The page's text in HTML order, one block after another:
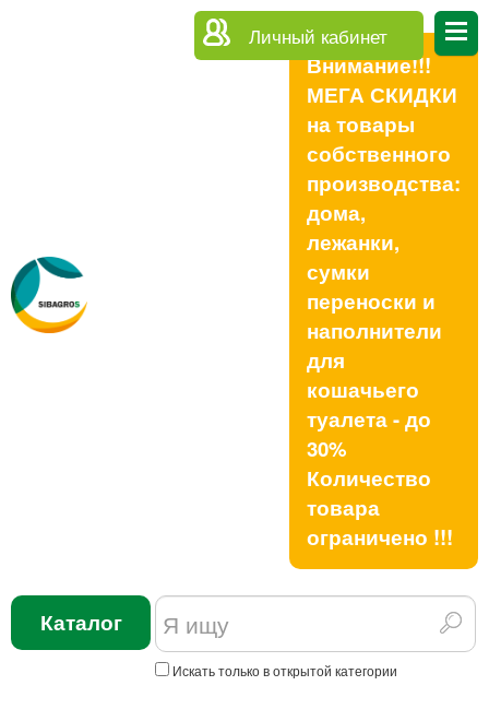
Личный кабинет
Внимание!!!
МЕГА СКИДКИ
на товары
собственного
производства:
дома,
лежанки,
сумки
переноски и
наполнители
для
кошачьего
туалета - до
30%
Количество
товара
ограничено !!!
Каталог
Искать только в открытой категории